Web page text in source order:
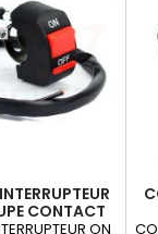
CONTACT
CROSSON